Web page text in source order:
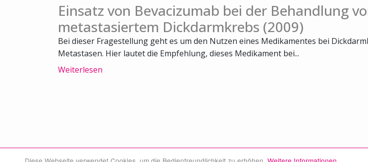
Einsatz von Bevacizumab bei der Behandlung
metastasiertem Dickdarmkrebs (2009)
Bei dieser Fragestellung geht es um den Nutzen eines Medikamentes bei
Metastasen. Hier lautet die Empfehlung, dieses Medikament bei...
Weiterlesen